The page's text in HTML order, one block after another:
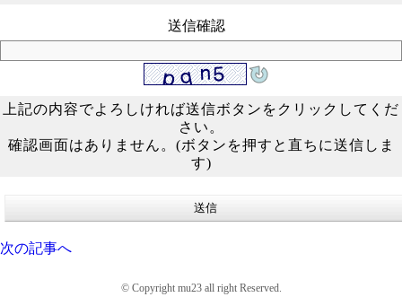
送信確認
上記の内容でよろしければ送信ボタンをクリックしてくだ
さい。
確認画面はありません。(ボタンを押すと直ちに送信しま
す)
次の記事へ
© Copyright mu23 all right Reserved.